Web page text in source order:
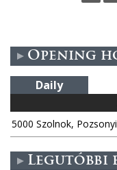
s
Opening
Daily
5000 Szolnok,
Legutóbbi